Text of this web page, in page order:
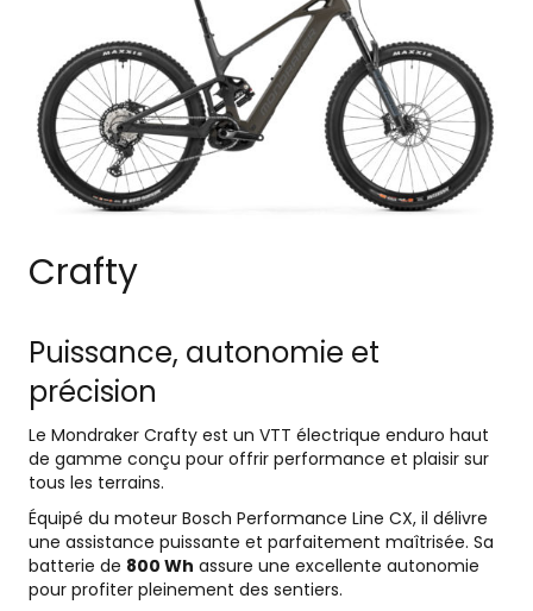
Crafty
Puissance, autonomie et
précision
Le Mondraker Crafty est un VTT électrique enduro haut
de gamme conçu pour offrir performance et plaisir sur
tous les terrains.
Équipé du moteur Bosch Performance Line CX, il délivre
une assistance puissante et parfaitement maîtrisée. Sa
batterie de 800 Wh assure une excellente autonomie
pour profiter pleinement des sentiers.